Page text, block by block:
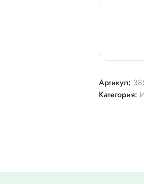
Артикул:
Категория: